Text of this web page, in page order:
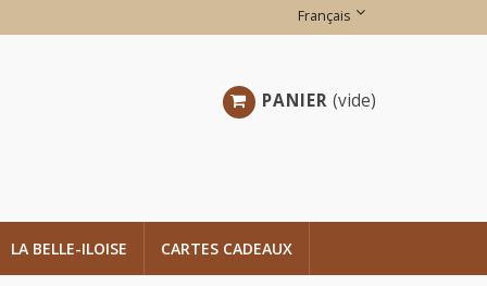
Français
PANIER (vide)
LA BELLE-ILOISE CARTES CADEAUX